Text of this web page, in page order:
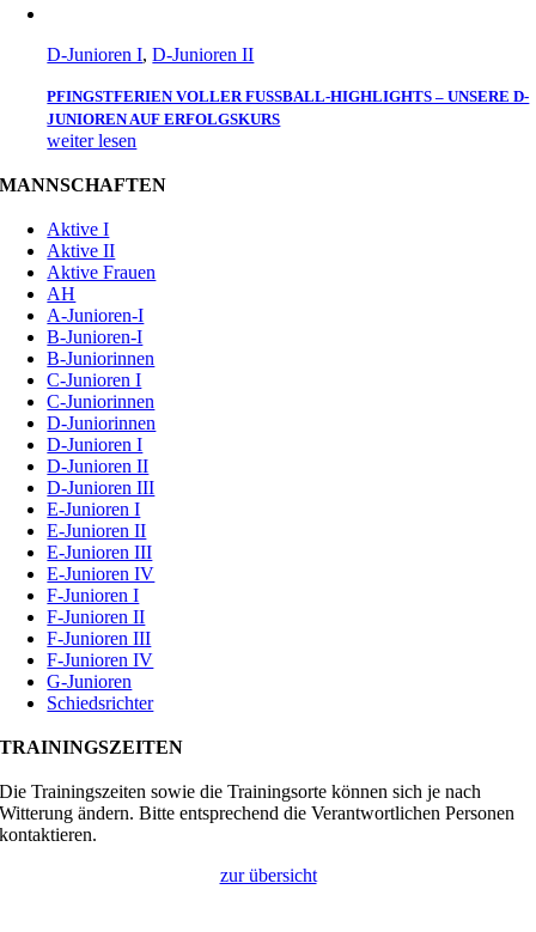
D-Junioren I,D-Junioren II
PFINGSTFERIEN VOLLER FUSSBALL-HIGHLIGHTS – UNSERE D-J
UNIOREN AUF ERFOLGSKURS
weiter lesen
MANNSCHAFTEN
Aktive I
Aktive II
Aktive Frauen
AH
A-Junioren-I
B-Junioren-I
B-Juniorinnen
C-Junioren I
C-Juniorinnen
D-Juniorinnen
D-Junioren I
D-Junioren II
D-Junioren III
E-Junioren I
E-Junioren II
E-Junioren III
E-Junioren IV
F-Junioren I
F-Junioren II
F-Junioren III
F-Junioren IV
G-Junioren
Schiedsrichter
TRAININGSZEITEN
Die Trainingszeiten sowie die Trainingsorte können sich je nach
Witterung ändern. Bitte entsprechend die Verantwortlichen Personen
kontaktieren.
zur übersicht